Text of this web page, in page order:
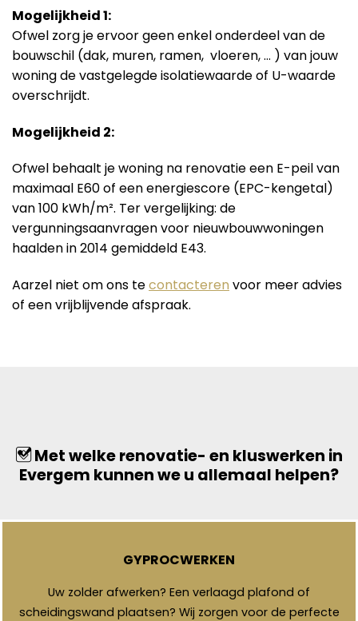
Mogelijkheid 1:
Ofwel zorg je ervoor geen enkel onderdeel van de
bouwschil (dak, muren, ramen, vloeren, … ) van jouw
woning de vastgelegde isolatiewaarde of U-waarde
overschrijdt.
Mogelijkheid 2:
Ofwel behaalt je woning na renovatie een E-peil van
maximaal E60 of een energiescore (EPC-kengetal)
van 100 kWh/m². Ter vergelijking: de
vergunningsaanvragen voor nieuwbouwwoningen
haalden in 2014 gemiddeld E43.
Aarzel niet om ons tecontacteren voor meer advies
of een vrijblijvende afspraak.
Met welke renovatie- en kluswerken in
Evergem kunnen we u allemaal helpen?
GYPROCWERKEN
Uw zolder afwerken? Een verlaagd plafond of
scheidingswand plaatsen? Wij zorgen voor de perfecte